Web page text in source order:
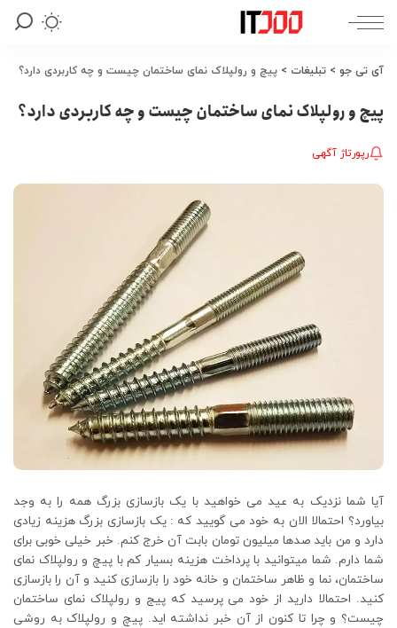
آی تی جو > تبلیغات > پیچ و رولپلاک نمای ساختمان چیست و چه کاربردی دارد؟
پیچ و رولپلاک نمای ساختمان چیست و چه کاربردی دارد؟
رپورتاژ آگهی
آیا شما نزدیک به عید می خواهید با یک بازسازی بزرگ همه را به وجد
بیاورد؟ احتمالا الان به خود می گویید که : یک بازسازی بزرگ هزینه زیادی
دارد و من باید صدها میلیون تومان بابت آن خرج کنم. خبر خیلی خوبی برای
شما دارم. شما میتوانید با پرداخت هزینه بسیار کم با پیچ و رولپلاک نمای
ساختمان، نما و ظاهر ساختمان و خانه خود را بازسازی کنید و آن را بازسازی
کنید. احتمالا دارید از خود می پرسید که پیج و رولپلاک نمای ساختمان
چیست؟ و چرا تا کنون از آن خبر نداشته اید. پیچ و رولپلاک به روشی